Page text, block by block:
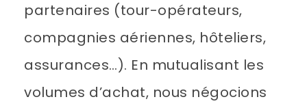
partenaires (tour-opérateurs,
compagnies aériennes, hôteliers,
assurances…). En mutualisant les
volumes d’achat, nous négocions